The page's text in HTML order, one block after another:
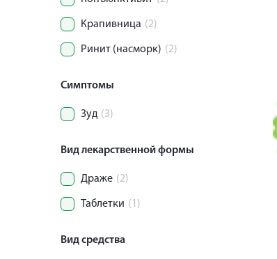
Крапивница (2)
Ринит (насморк) (2)
Симптомы
Зуд (3)
Вид лекарственной формы
Драже (2)
Таблетки (1)
Вид средства